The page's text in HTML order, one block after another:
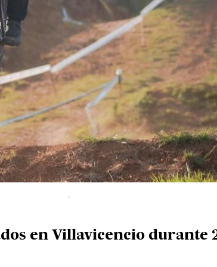
en Villavicencio durante